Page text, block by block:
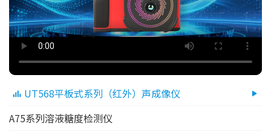
UT568平板式系列（红外）声成像仪
A75系列溶液糖度检测仪